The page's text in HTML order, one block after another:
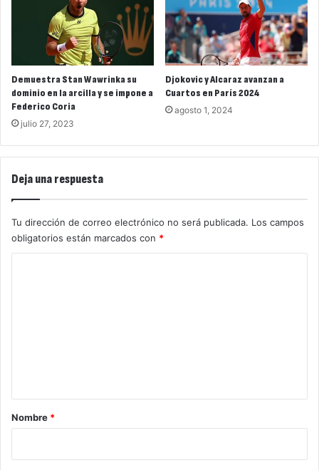
Demuestra Stan Wawrinka su
dominio en la arcilla y se impone a
Federico Coria
julio 27, 2023
Djokovic y Alcaraz avanzan a
Cuartos en París 2024
agosto 1, 2024
Deja una respuesta
Tu dirección de correo electrónico no será publicada. Los campos
obligatorios están marcados con *
rNombre *